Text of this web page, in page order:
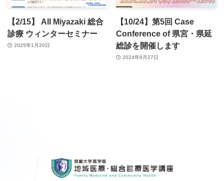
【2/15】 All Miyazaki 総合
診療 ウィンターセミナー
2025年1月20日
【10/24】第5回 Case
Conference of 県宮・県延
総診を開催します
2024年9月27日